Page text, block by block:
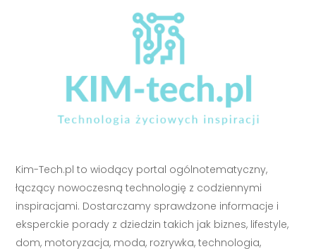
Kim-Tech.pl to wiodący portal ogólnotematyczny,
łączący nowoczesną technologię z codziennymi
inspiracjami. Dostarczamy sprawdzone informacje i
eksperckie porady z dziedzin takich jak biznes, lifestyle,
dom, motoryzacja, moda, rozrywka, technologia,